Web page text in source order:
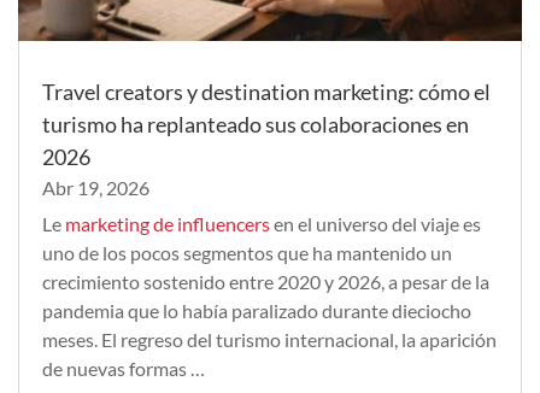
Travel creators y destination marketing: cómo el
turismo ha replanteado sus colaboraciones en
2026
Abr 19, 2026
Le marketing de influencersen el universo del viaje es
uno de los pocos segmentos que ha mantenido un
crecimiento sostenido entre 2020 y 2026, a pesar de la
pandemia que lo había paralizado durante dieciocho
meses. El regreso del turismo internacional, la aparición
de nuevas formas …